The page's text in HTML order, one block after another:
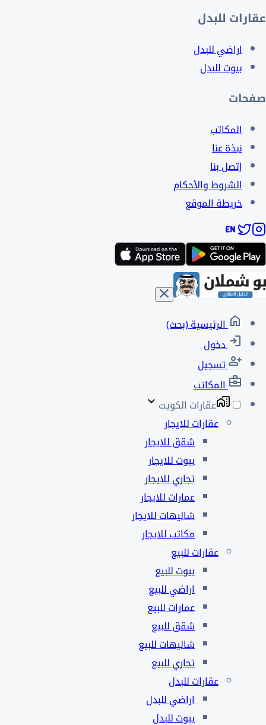
عقارات للبدل
اراضي للبدل
بيوت للبدل
صفحات
المكاتب
نبذة عنا
إتصل بنا
الشروط والأحكام
خريطة الموقع
الرئيسية (بحث)
دخول
تسجيل
المكاتب
عقارات الكويت
عقارات للايجار
شقق للايجار
بيوت للايجار
تجاري للايجار
عمارات للايجار
شاليهات للايجار
مكاتب للايجار
عقارات للبيع
بيوت للبيع
اراضي للبيع
عمارات للبيع
شقق للبيع
شاليهات للبيع
تجاري للبيع
عقارات للبدل
اراضي للبدل
بيوت للبدل